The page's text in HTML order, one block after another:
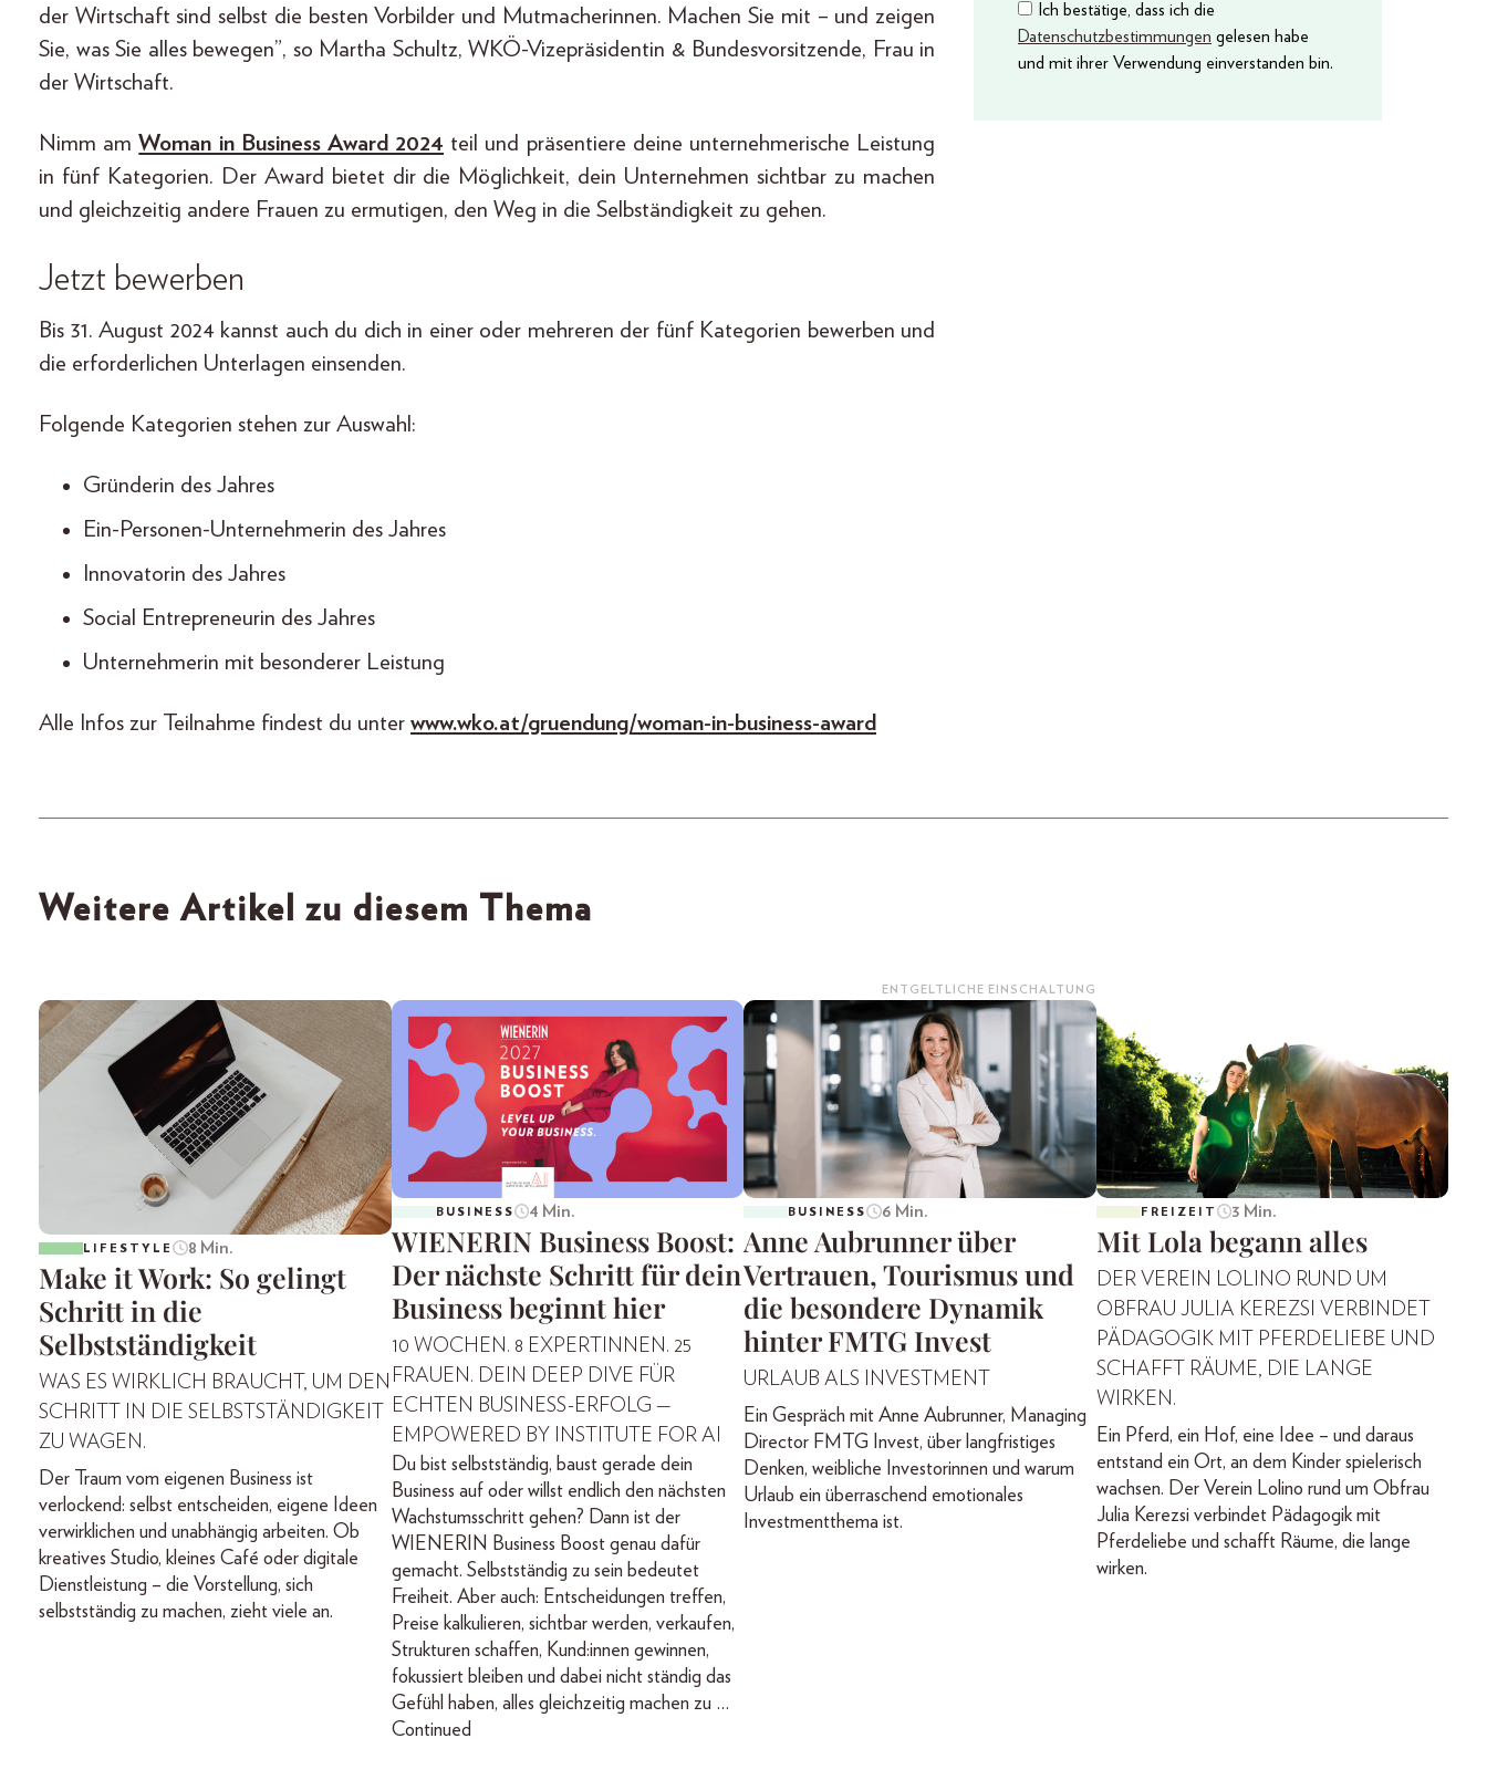
der Wirtschaft sind selbst die besten Vorbilder und Mutmacherinnen. Machen Sie mit – und zeigen
Sie, was Sie alles bewegen”, so Martha Schultz, WKÖ-Vizepräsidentin & Bundesvorsitzende, Frau in
der Wirtschaft.
Nimm amWoman in Business Award 2024 teil und präsentiere deine unternehmerische Leistung
in fünf Kategorien. Der Award bietet dir die Möglichkeit, dein Unternehmen sichtbar zu machen
und gleichzeitig andere Frauen zu ermutigen, den Weg in die Selbständigkeit zu gehen.
Jetzt bewerben
Bis 31. August 2024 kannst auch du dich in einer oder mehreren der fünf Kategorien bewerben und
die erforderlichen Unterlagen einsenden.
Folgende Kategorien stehen zur Auswahl:
Gründerin des Jahres
Ein-Personen-Unternehmerin des Jahres
Innovatorin des Jahres
Social Entrepreneurin des Jahres
Unternehmerin mit besonderer Leistung
Alle Infos zur Teilnahme findest du unter www.wko.at/gruendung/woman-in-business-award
Ich bestätige, dass ich die
Datenschutzbestimmungen gelesen habe
und mit ihrer Verwendung einverstanden bin.
Weitere Artikel zu diesem Thema
LIFESTYLE 8 Min.
Make it Work: So gelingt
Schritt in die
Selbstständigkeit
WAS ES WIRKLICH BRAUCHT, UM DEN
SCHRITT IN DIE SELBSTSTÄNDIGKEIT
ZU WAGEN.
Der Traum vom eigenen Business ist
verlockend: selbst entscheiden, eigene Ideen
verwirklichen und unabhängig arbeiten. Ob
kreatives Studio, kleines Café oder digitale
Dienstleistung – die Vorstellung, sich
selbstständig zu machen, zieht viele an.
BUSINESS 4 Min.
WIENERIN Business Boost:
Der nächste Schritt für dein
Business beginnt hier
10 WOCHEN. 8 EXPERTINNEN. 25
FRAUEN. DEIN DEEP DIVE FÜR
ECHTEN BUSINESS-ERFOLG —
EMPOWERED BY INSTITUTE FOR AI
Du bist selbstständig, baust gerade dein
Business auf oder willst endlich den nächsten
Wachstumsschritt gehen? Dann ist der
WIENERIN Business Boost genau dafür
gemacht. Selbstständig zu sein bedeutet
Freiheit. Aber auch: Entscheidungen treffen,
Preise kalkulieren, sichtbar werden, verkaufen,
Strukturen schaffen, Kund:innen gewinnen,
fokussiert bleiben und dabei nicht ständig das
Gefühl haben, alles gleichzeitig machen zu …
Continued
ENTGELTLICHE EINSCHALTUNG
BUSINESS 6 Min.
Anne Aubrunner über
Vertrauen, Tourismus und
die besondere Dynamik
hinter FMTG Invest
URLAUB ALS INVESTMENT
Ein Gespräch mit Anne Aubrunner, Managing
Director FMTG Invest, über langfristiges
Denken, weibliche Investorinnen und warum
Urlaub ein überraschend emotionales
Investmentthema ist.
FREIZEIT 3 Min.
Mit Lola begann alles
DER VEREIN LOLINO RUND UM
OBFRAU JULIA KEREZSI VERBINDET
PÄDAGOGIK MIT PFERDELIEBE UND
SCHAFFT RÄUME, DIE LANGE
WIRKEN.
Ein Pferd, ein Hof, eine Idee – und daraus
entstand ein Ort, an dem Kinder spielerisch
wachsen. Der Verein Lolino rund um Obfrau
Julia Kerezsi verbindet Pädagogik mit
Pferdeliebe und schafft Räume, die lange
wirken.